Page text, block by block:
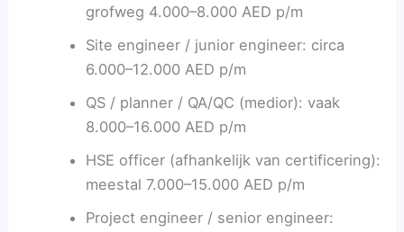
grofweg 4.000–8.000 AED p/m
Site engineer / junior engineer: circa
6.000–12.000 AED p/m
QS / planner / QA/QC (medior): vaak
8.000–16.000 AED p/m
HSE officer (afhankelijk van certificering):
meestal 7.000–15.000 AED p/m
Project engineer / senior engineer: